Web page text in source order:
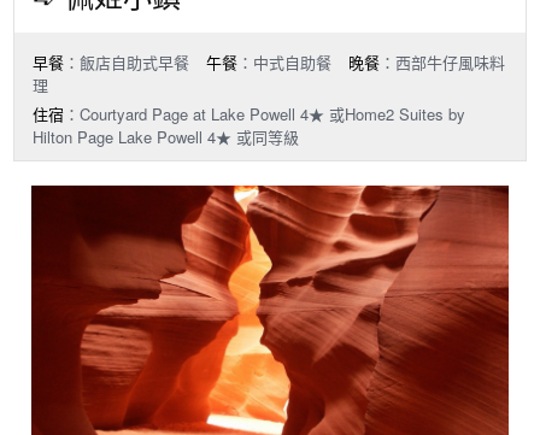
早餐 ：飯店自助式早餐 午餐 ：中式自助餐 晚餐 ：西部牛仔風味料
理
住宿 ：Courtyard Page at Lake Powell 4★ 或Home2 Suites by
Hilton Page Lake Powell 4★ 或同等級